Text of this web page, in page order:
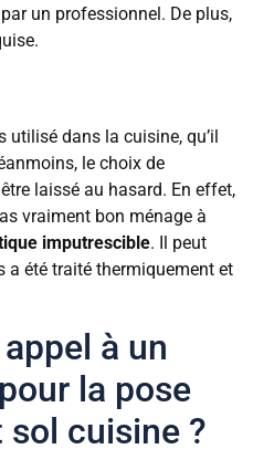
un professionnel. De plus,
dans la cuisine, qu’il
le choix de
laissé au hasard. En effet,
vraiment bon ménage à
imputrescible. Il peut
a été traité thermiquement et
à un
la pose
cuisine ?